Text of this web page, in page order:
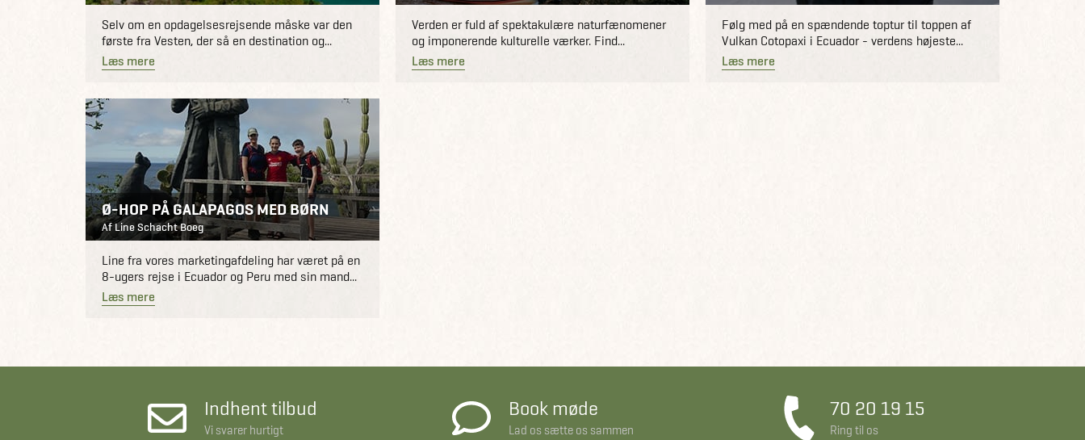
Selv om en opdagelsesrejsende måske var den
første fra Vesten, der så en destination og...
Læs mere
Verden er fuld af spektakulære naturfænomener
og imponerende kulturelle værker. Find...
Læs mere
Følg med på en spændende toptur til toppen af
Vulkan Cotopaxi i Ecuador - verdens højeste...
Læs mere
Ø-HOP PÅ GALAPAGOS MED BØRN
Af Line Schacht Boeg
Line fra vores marketingafdeling har været på en
8-ugers rejse i Ecuador og Peru med sin mand...
Læs mere
Indhent tilbud
Vi svarer hurtigt
Book møde
Lad os sætte os sammen
70 20 19 15
Ring til os